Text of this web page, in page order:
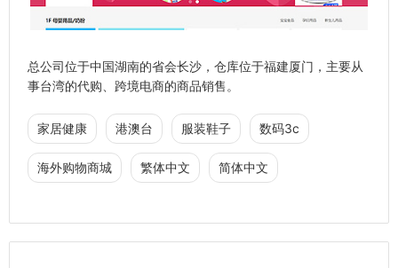
总公司位于中国湖南的省会长沙，仓库位于福建厦门，主要从
事台湾的代购、跨境电商的商品销售。
家居健康 港澳台 服装鞋子 数码3c
海外购物商城 繁体中文 简体中文